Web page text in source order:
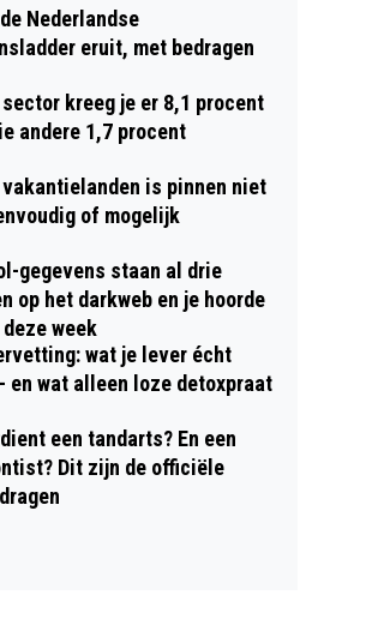
Nederlandse
eruit, met bedragen
kreeg je er 8,1 procent
andere 1,7 procent
vakantielanden is pinnen niet
of mogelijk
gegevens staan al drie
op het darkweb en je hoorde
week
wat je lever écht
en wat alleen loze detoxpraat
een tandarts? En een
Dit zijn de officiële